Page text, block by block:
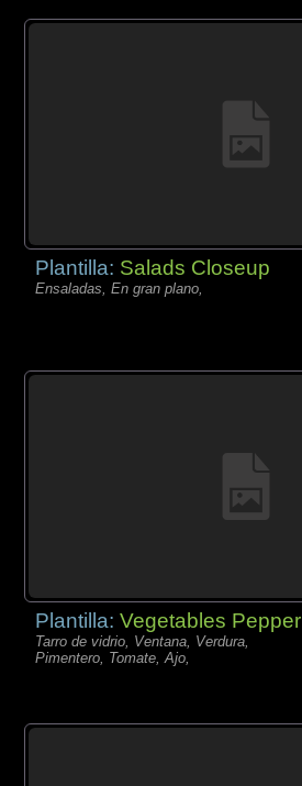
Plantilla: Salads Closeup
Ensaladas, En gran plano,
Plantilla:Vegetables Pepper
Tarro de vidrio, Ventana, Verdura,
Pimentero, Tomate, Ajo,